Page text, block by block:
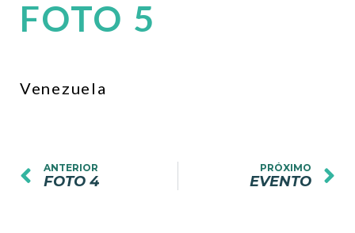
FOTO 5
Venezuela
ANTERIOR
FOTO 4
PRÓXIMO
EVENTO